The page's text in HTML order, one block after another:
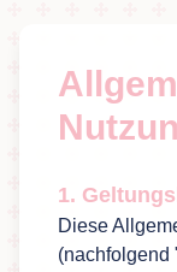
1.
Diese
(nachfolgend